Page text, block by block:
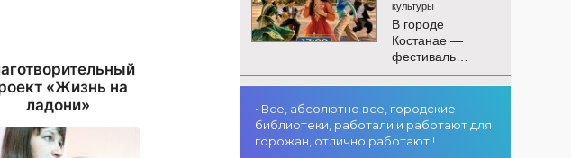
район (п. Красная
Пресня)
торжественную
церемонию
открытия XXII
Международного
конкурса
«Алтын
микрофон –
2026»! В этот
культуры
В городе
Костанае —
фестиваль
детского
творчества
«Алтын дән»! 15
августа на
площади
г. Костанай дом
культуры
В День города —
• Все, абсолютно все, городские
библиотеки, работали и работают для
горожан, отлично работают !